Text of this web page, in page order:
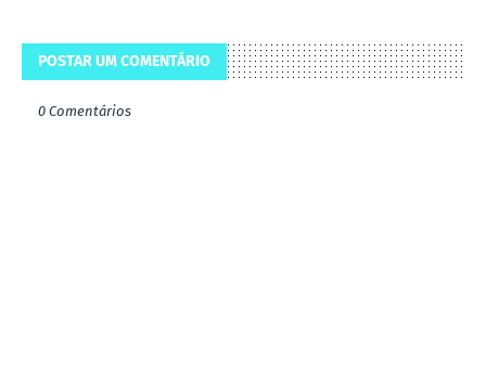
POSTAR UM COMENTÁRIO
0 Comentários